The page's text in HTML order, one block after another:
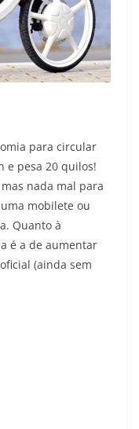
para circular
e pesa 20 quilos!
nada mal para
mobilete ou
Quanto à
é a de aumentar
(ainda sem